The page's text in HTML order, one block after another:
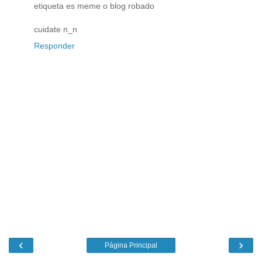
etiqueta es meme o blog robado
cuidate n_n
Responder
‹ ›
Página Principal